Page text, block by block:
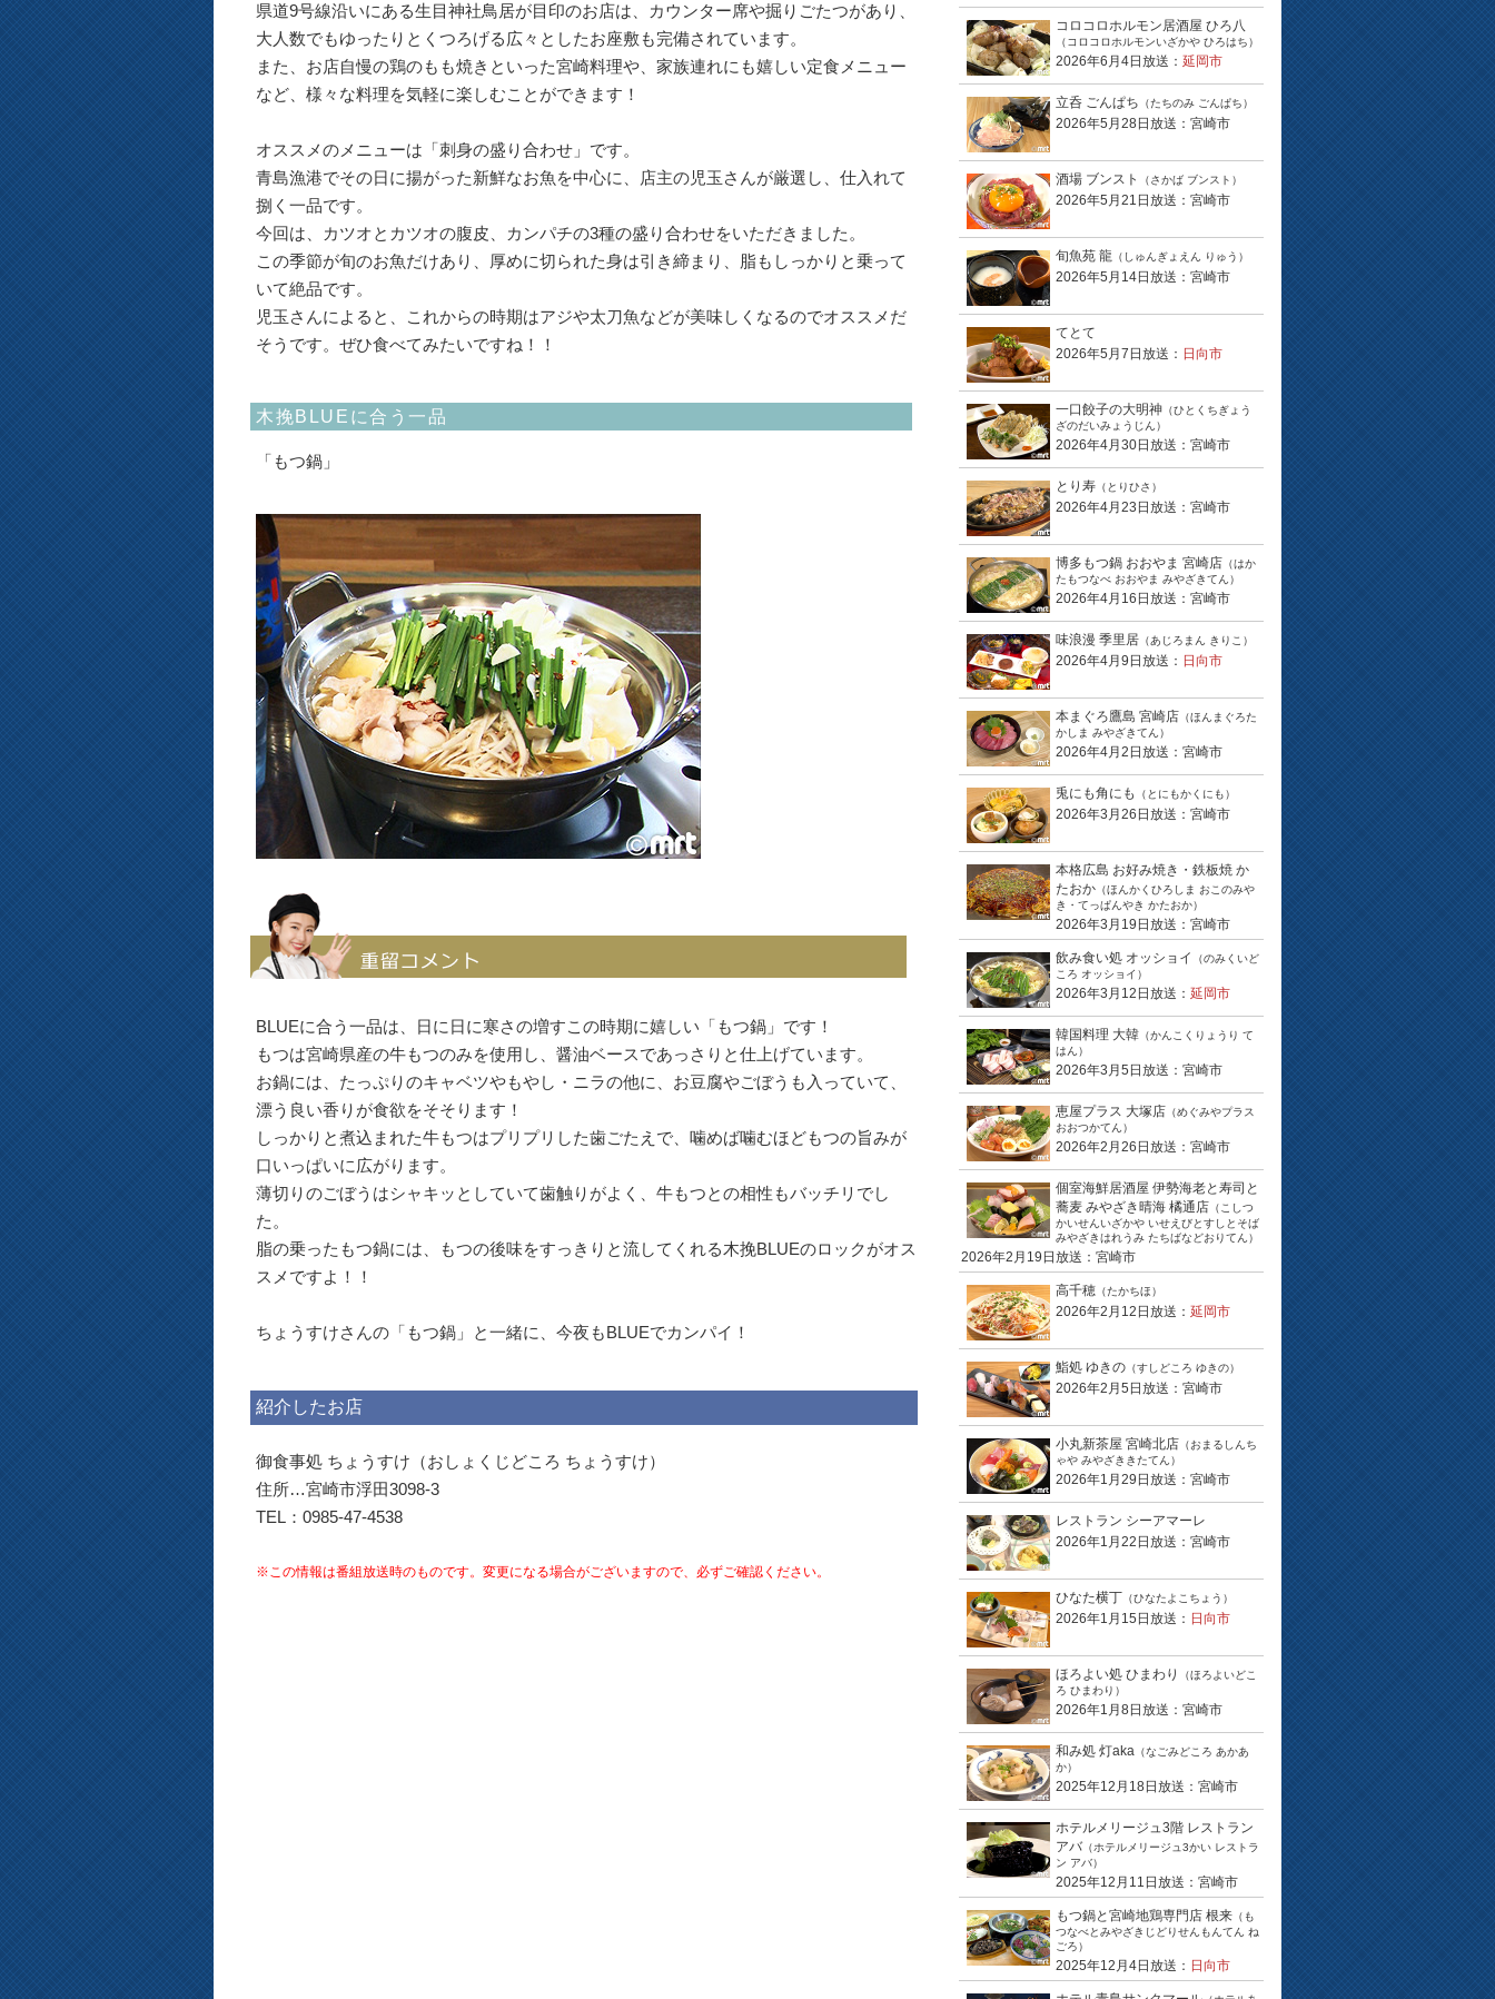
県道9号線沿いにある生目神社鳥居が目印のお店は、カウンター席や掘りごたつがあり、
大人数でもゆったりとくつろげる広々としたお座敷も完備されています。
また、お店自慢の鶏のもも焼きといった宮崎料理や、家族連れにも嬉しい定食メニュー
など、様々な料理を気軽に楽しむことができます！
オススメのメニューは「刺身の盛り合わせ」です。
青島漁港でその日に揚がった新鮮なお魚を中心に、店主の児玉さんが厳選し、仕入れて
捌く一品です。
今回は、カツオとカツオの腹皮、カンパチの3種の盛り合わせをいただきました。
この季節が旬のお魚だけあり、厚めに切られた身は引き締まり、脂もしっかりと乗って
いて絶品です。
児玉さんによると、これからの時期はアジや太刀魚などが美味しくなるのでオススメだ
そうです。ぜひ食べてみたいですね！！
木挽BLUEに合う一品
「もつ鍋」
BLUEに合う一品は、日に日に寒さの増すこの時期に嬉しい「もつ鍋」です！
もつは宮崎県産の牛もつのみを使用し、醤油ベースであっさりと仕上げています。
お鍋には、たっぷりのキャベツやもやし・ニラの他に、お豆腐やごぼうも入っていて、
漂う良い香りが食欲をそそります！
しっかりと煮込まれた牛もつはプリプリした歯ごたえで、噛めば噛むほどもつの旨みが
口いっぱいに広がります。
薄切りのごぼうはシャキッとしていて歯触りがよく、牛もつとの相性もバッチリでし
た。
脂の乗ったもつ鍋には、もつの後味をすっきりと流してくれる木挽BLUEのロックがオス
スメですよ！！
ちょうすけさんの「もつ鍋」と一緒に、今夜もBLUEでカンパイ！
紹介したお店
御食事処 ちょうすけ（おしょくじどころ ちょうすけ）
住所…宮崎市浮田3098-3
TEL：0985-47-4538
※この情報は番組放送時のものです。変更になる場合がございますので、必ずご確認ください。
コロコロホルモン居酒屋 ひろ八
（コロコロホルモンいざかや ひろはち）
2026年6月4日放送： 延岡市
立呑 ごんぱち （たちのみ ごんぱち）
2026年5月28日放送：宮崎市
酒場 ブンスト （さかば ブンスト）
2026年5月21日放送：宮崎市
旬魚苑 龍 （しゅんぎょえん りゅう）
2026年5月14日放送：宮崎市
てとて
2026年5月7日放送： 日向市
一口餃子の大明神 （ひとくちぎょう
ざのだいみょうじん）
2026年4月30日放送：宮崎市
とり寿 （とりひさ）
2026年4月23日放送：宮崎市
博多もつ鍋 おおやま 宮崎店 （はか
たもつなべ おおやま みやざきてん）
2026年4月16日放送：宮崎市
味浪漫 季里居 （あじろまん きりこ）
2026年4月9日放送： 日向市
本まぐろ鷹島 宮崎店 （ほんまぐろた
かしま みやざきてん）
2026年4月2日放送：宮崎市
兎にも角にも （とにもかくにも）
2026年3月26日放送：宮崎市
本格広島 お好み焼き・鉄板焼 か
たおか （ほんかくひろしま おこのみや
き・てっぱんやき かたおか）
2026年3月19日放送：宮崎市
飲み食い処 オッショイ
（のみくいど
ころ オッショイ）
2026年3月12日放送： 延岡市
韓国料理 大韓 （かんこくりょうり て
はん）
2026年3月5日放送：宮崎市
恵屋プラス 大塚店 （めぐみやプラス
おおつかてん）
2026年2月26日放送：宮崎市
個室海鮮居酒屋 伊勢海老と寿司と
蕎麦 みやざき晴海 橘通店 （こしつ
かいせんいざかや いせえびとすしとそば
みやざきはれうみ たちばなどおりてん）
2026年2月19日放送：宮崎市
高千穂 （たかちほ）
2026年2月12日放送： 延岡市
鮨処 ゆきの （すしどころ ゆきの）
2026年2月5日放送：宮崎市
小丸新茶屋 宮崎北店 （おまるしんち
ゃや みやざききたてん）
2026年1月29日放送：宮崎市
レストラン シーアマーレ
2026年1月22日放送：宮崎市
ひなた横丁 （ひなたよこちょう）
2026年1月15日放送： 日向市
ほろよい処 ひまわり
（ほろよいどこ
ろ ひまわり）
2026年1月8日放送：宮崎市
和み処 灯aka （なごみどころ あかあ
か）
2025年12月18日放送：宮崎市
ホテルメリージュ3階 レストラン
アバ（ホテルメリージュ3かい レストラ
ン アバ）
2025年12月11日放送：宮崎市
もつ鍋と宮崎地鶏専門店 根来 （も
つなべとみやざきじどりせんもんてん ね
ごろ）
2025年12月4日放送： 日向市